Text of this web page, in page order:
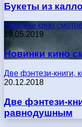
Букеты из
Новинки кино
19.05.2019
Новинки кино
Две фэнтези-книги,
20.12.2018
Две фэнтези-
равнодушным